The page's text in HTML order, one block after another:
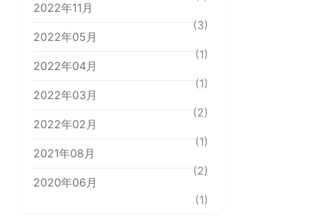
2022年11月
(3)
2022年05月
(1)
2022年04月
(1)
2022年03月
(2)
2022年02月
(1)
2021年08月
(2)
2020年06月
(1)